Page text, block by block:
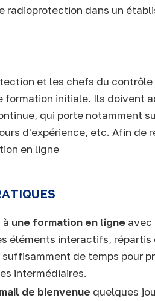
radioprotection dans un
et les chefs du
formation initiale. Ils doivent
qui porte notamment
d'expérience, etc. Afin de
en ligne
à une formation en ligne avec
éléments interactifs,
de temps pour
intermédiaires.
de bienvenue quelques